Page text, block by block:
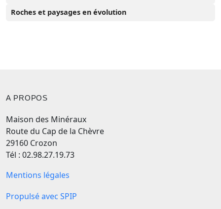
Roches et paysages en évolution
A PROPOS
Maison des Minéraux
Route du Cap de la Chèvre
29160 Crozon
Tél : 02.98.27.19.73
Mentions légales
Propulsé avec SPIP